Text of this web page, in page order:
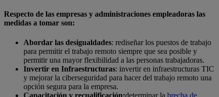
Respecto de las empresas y administraciones empleadoras las
medidas a tomar son:
Abordar las desigualdades: rediseñar los puestos de trabajo
para permitir el trabajo remoto siempre que sea posible y
permitir una mayor flexibilidad a las personas trabajadoras.
Invertir en Infraestructuras: invertir en infraestructuras TIC
y mejorar la ciberseguridad para hacer del trabajo remoto una
opción segura para la empresa.
Capacitación y recualificación:determinar la brecha de